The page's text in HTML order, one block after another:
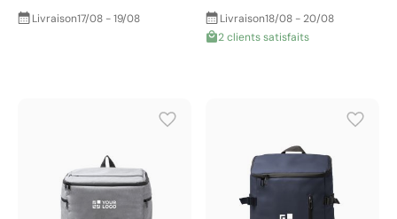
Livraison17/08 - 19/08 Livraison18/08 - 20/08
2 clients satisfaits